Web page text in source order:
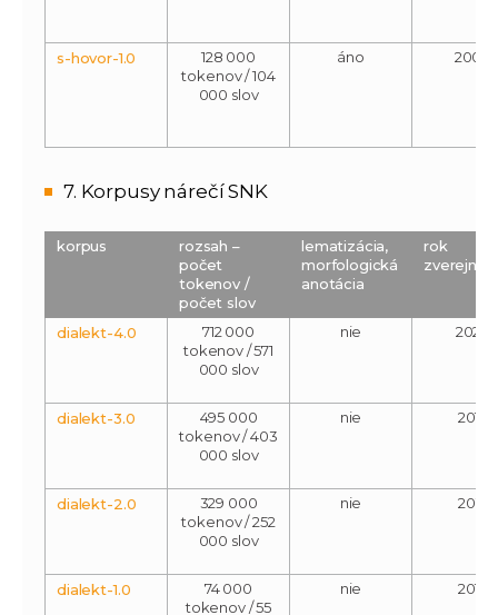
s-hovor-1.0
128 000
tokenov / 104
000 slov
áno 2008
7. Korpusy nárečí SNK
korpus
rozsah –
počet
tokenov /
počet slov
lematizácia,
morfologická
anotácia
rok
dialekt-4.0
712 000
tokenov / 571
000 slov
nie 2020
dialekt-3.0
495 000
tokenov / 403
000 slov
nie 2016
dialekt-2.0
329 000
tokenov / 252
000 slov
nie 2015
dialekt-1.0
74 000
tokenov / 55
nie 2014